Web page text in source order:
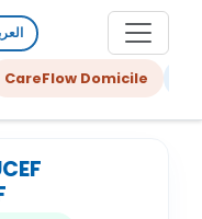
CareFlow Domicile